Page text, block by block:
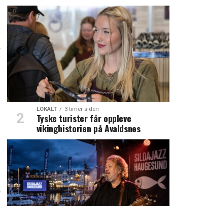
LOKALT 3 timer siden
Tyske turister får oppleve
vikinghistorien på Avaldsnes